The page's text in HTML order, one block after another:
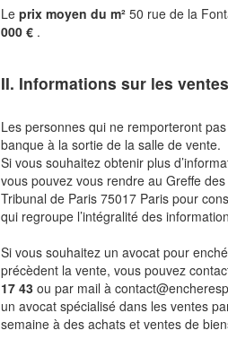
Le prix moyen du m² 50 rue de la
000 € .
II. Informations sur les
Les personnes qui ne remporteront
banque à la sortie de la salle de vente.
Si vous souhaitez obtenir plus
vous pouvez vous rendre au Greffe
Tribunal de Paris 75017 Paris pour
qui regroupe l’intégralité des
Si vous souhaitez un avocat pour
précèdent la vente, vous pouvez
17 43 ou par mail à
un avocat spécialisé dans les ventes
semaine à des achats et ventes de